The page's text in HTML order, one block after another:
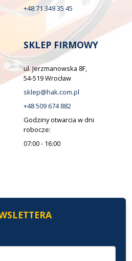
+48 71 349 35 45
SKLEP FIRMOWY
ul. Jerzmanowska 8F,
54-519 Wrocław
sklep@hak.com.pl
+48 509 674 882
Godziny otwarcia w dni
robocze:
07:00 - 16:00